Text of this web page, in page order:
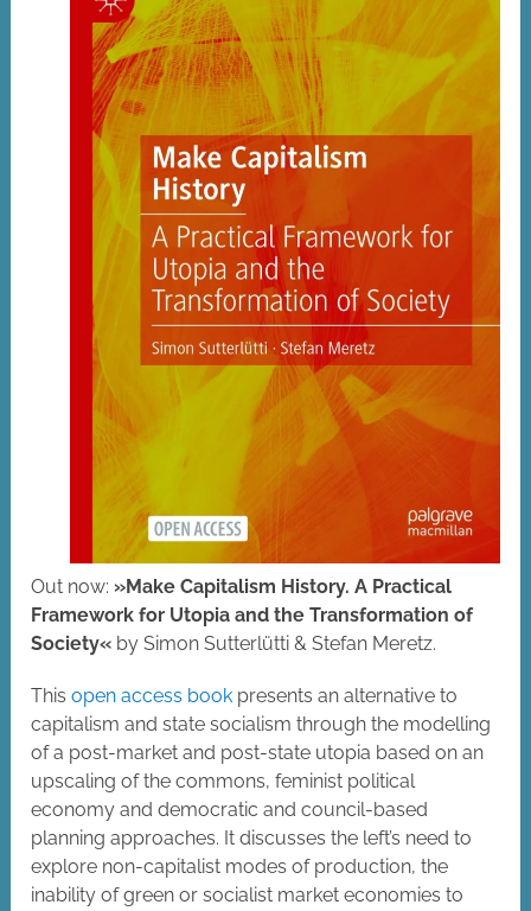
Out now: »Make Capitalism History. A Practical
Framework for Utopia and the Transformation of
Society« by Simon Sutterlütti & Stefan Meretz.
Thisopen access book presents an alternative to
capitalism and state socialism through the modelling
of a post-market and post-state utopia based on an
upscaling of the commons, feminist political
economy and democratic and council-based
planning approaches. It discusses the left’s need to
explore non-capitalist modes of production, the
inability of green or socialist market economies to